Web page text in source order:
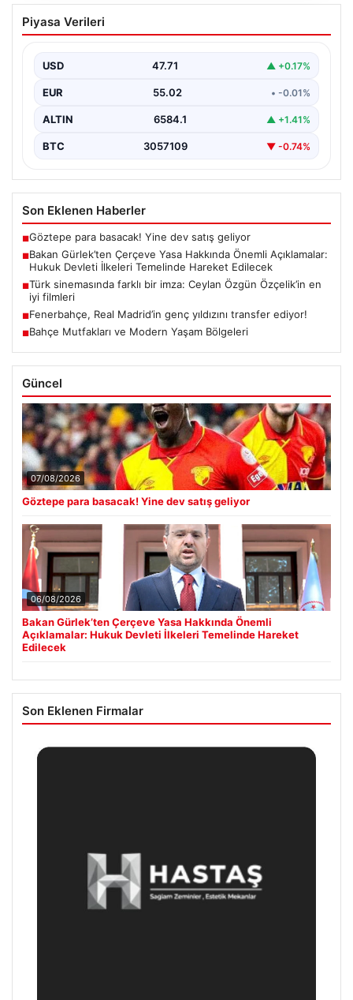
Bakan Gürlek’ten Çerçeve Yasa
Hakkında Önemli Açıklamalar: Hukuk
Edilecek
Adalet Bakanı Akın Gürlek, terörle mücadelede yeni bir
dönemi başlatacak çerçeve yasanın yürürlüğe
girmesiyle…
Piyasa Verileri
USD 47.71 ▲ +0.17%
EUR 55.02 • -0.01%
ALTIN 6584.1 ▲ +1.41%
BTC 3057109 ▼ -0.74%
Son Eklenen Haberler
■Göztepe para basacak! Yine dev satış geliyor
■Bakan Gürlek’ten Çerçeve Yasa Hakkında Önemli Açıklamalar:
Hukuk Devleti İlkeleri Temelinde Hareket Edilecek
■Türk sinemasında farklı bir imza: Ceylan Özgün Özçelik’in en
iyi filmleri
■Fenerbahçe, Real Madrid’in genç yıldızını transfer ediyor!
■Bahçe Mutfakları ve Modern Yaşam Bölgeleri
Güncel
07/08/2026
Göztepe para basacak! Yine dev satış geliyor
06/08/2026
Bakan Gürlek’ten Çerçeve Yasa Hakkında Önemli
Açıklamalar: Hukuk Devleti İlkeleri Temelinde Hareket
Edilecek
Son Eklenen Firmalar